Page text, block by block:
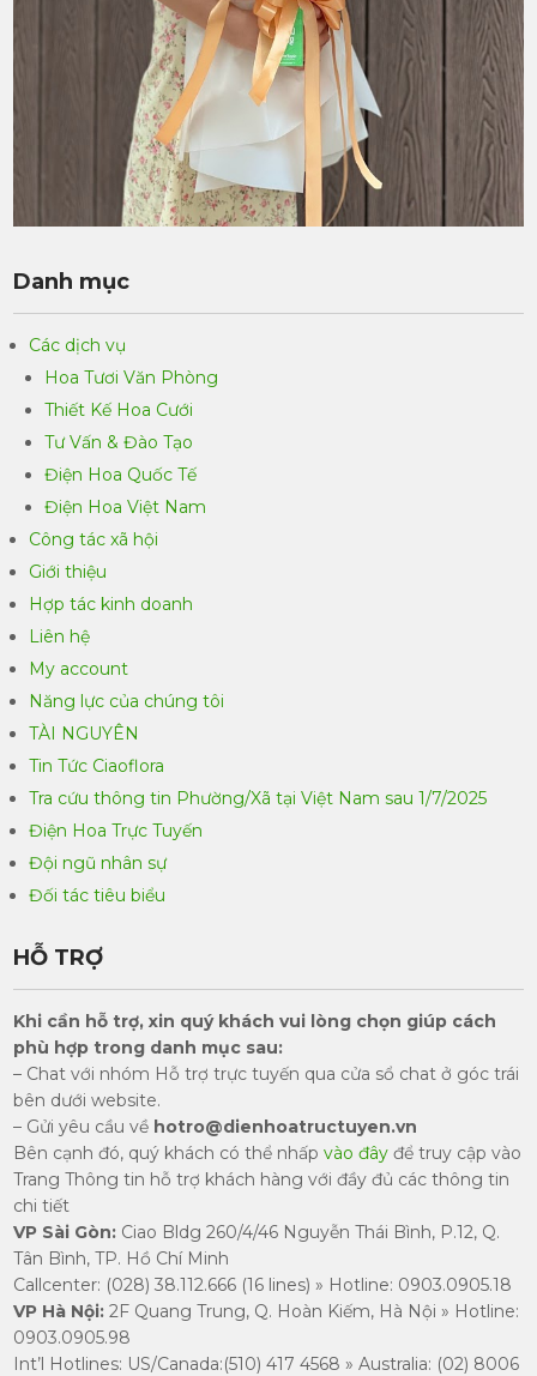
Danh mục
Các dịch vụ
Hoa Tươi Văn Phòng
Thiết Kế Hoa Cưới
Tư Vấn & Đào Tạo
Điện Hoa Quốc Tế
Điện Hoa Việt Nam
Công tác xã hội
Giới thiệu
Hợp tác kinh doanh
Liên hệ
My account
Năng lực của chúng tôi
TÀI NGUYÊN
Tin Tức Ciaoflora
Tra cứu thông tin Phường/Xã tại Việt Nam sau 1/7/2025
Điện Hoa Trực Tuyến
Đội ngũ nhân sự
Đối tác tiêu biểu
HỖ TRỢ
Khi cần hỗ trợ, xin quý khách vui lòng chọn giúp cách
phù hợp trong danh mục sau:
– Chat với nhóm Hỗ trợ trực tuyến qua cửa sổ chat ở góc trái
bên dưới website.
– Gửi yêu cầu về hotro@dienhoatructuyen.vn
Bên cạnh đó, quý khách có thể nhấpvào đây để truy cập vào
Trang Thông tin hỗ trợ khách hàng với đầy đủ các thông tin
chi tiết
VP Sài Gòn: Ciao Bldg 260/4/46 Nguyễn Thái Bình, P.12, Q.
Tân Bình, TP. Hồ Chí Minh
Callcenter: (028) 38.112.666 (16 lines) » Hotline: 0903.0905.18
​VP Hà Nội:2F Quang Trung, Q. Hoàn Kiếm, Hà Nội » Hotline:
0903.0905.98
Int’l Hotlines: US/Canada:(510) 417 4568 » Australia: (02) 8006